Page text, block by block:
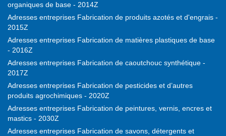
organiques de base - 2014Z
Adresses entreprises Fabrication de produits azotés et d'engrais -
2015Z
Adresses entreprises Fabrication de matières plastiques de base
- 2016Z
Adresses entreprises Fabrication de caoutchouc synthétique -
2017Z
Adresses entreprises Fabrication de pesticides et d’autres
produits agrochimiques - 2020Z
Adresses entreprises Fabrication de peintures, vernis, encres et
mastics - 2030Z
Adresses entreprises Fabrication de savons, détergents et